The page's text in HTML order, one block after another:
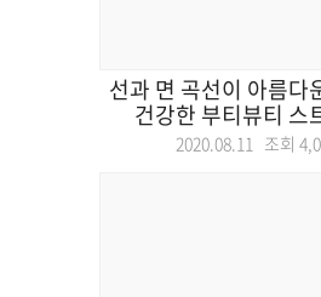
선과 면 곡선이 아름다
건강한 부티뷰티 스
2020.08.11 조회